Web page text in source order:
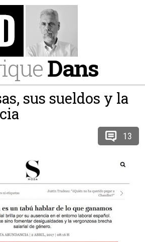
Dans
sus sueldos y la
13